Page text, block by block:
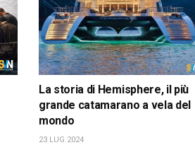
La storia di Hemisphere, il più
grande catamarano a vela del
mondo
23 LUG 2024